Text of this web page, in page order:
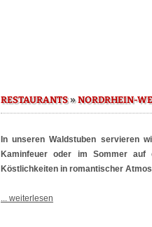
RESTAURANTS»NORDRHEIN-
In unseren Waldstuben servieren
Kaminfeuer oder im Sommer auf
Köstlichkeiten in romantischer
... weiterlesen